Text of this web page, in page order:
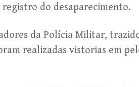
do desaparecimento.
da Polícia Militar,
realizadas vistorias em